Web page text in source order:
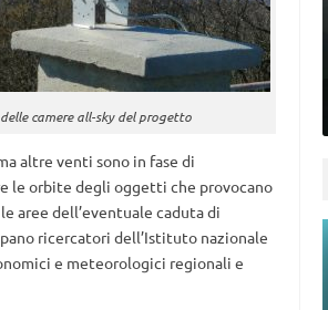
camere all-sky del progetto
altre venti sono in fase di
le orbite degli oggetti che provocano
aree dell’eventuale caduta di
ricercatori dell’Istituto nazionale
e meteorologici regionali e